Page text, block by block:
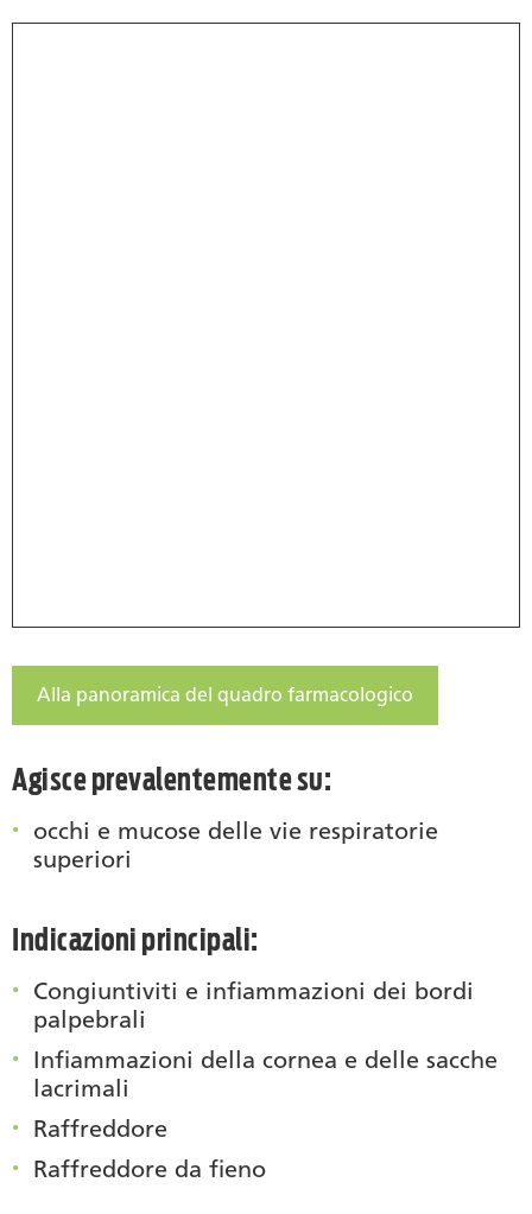
Alla panoramica del quadro farmacologico
Agisce prevalentemente su:
occhi e mucose delle vie respiratorie
superiori
Indicazioni principali:
Congiuntiviti e infiammazioni dei bordi
palpebrali
Infiammazioni della cornea e delle sacche
lacrimali
Raffreddore
Raffreddore da fieno